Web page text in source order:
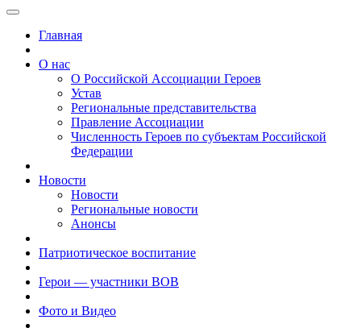
Главная
О нас
О Российской Ассоциации Героев
Устав
Региональные представительства
Правление Ассоциации
Численность Героев по субъектам Российской
Федерации
Новости
Новости
Региональные новости
Анонсы
Патриотическое воспитание
Герои — участники ВОВ
Фото и Видео